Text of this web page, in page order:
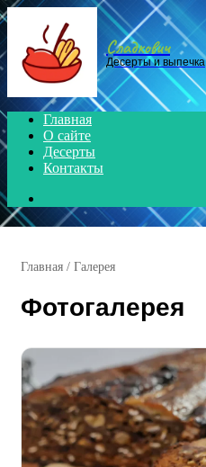
Menu
Сладкович
Десерты и выпечка
Главная
О сайте
Десерты
Контакты
Главная / Галерея
Фотогалерея